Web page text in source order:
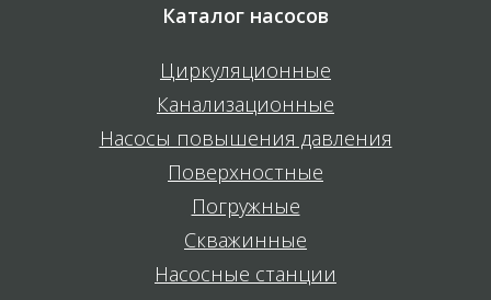
Каталог насосов
Циркуляционные
Канализационные
Насосы повышения давления
Поверхностные
Погружные
Скважинные
Насосные станции